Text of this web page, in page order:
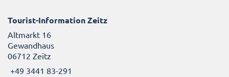
Tourist-Information Zeitz
Altmarkt 16
Gewandhaus
06712 Zeitz
+49 3441 83-291